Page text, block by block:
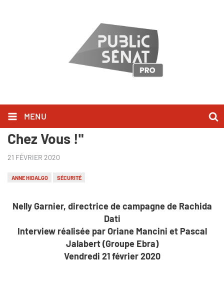
MENU
Nelly Garnier l'a dit dans "Bonjour
Chez Vous !"
21 FÉVRIER 2020
ANNE HIDALGO SÉCURITÉ
Nelly Garnier, directrice de campagne de Rachida
Dati
Interview réalisée par Oriane Mancini et Pascal
Jalabert (Groupe Ebra)
Vendredi 21 février 2020